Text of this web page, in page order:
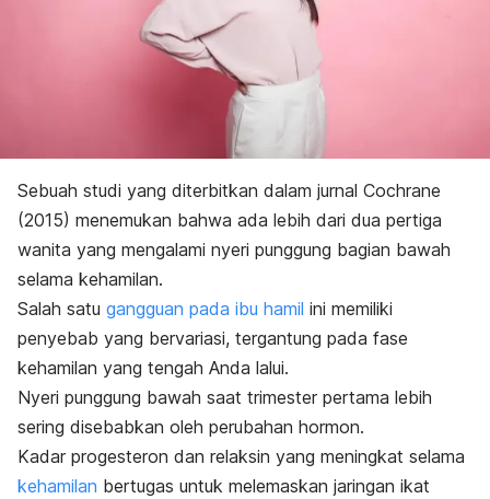
Sebuah studi yang diterbitkan dalam jurnal Cochrane
(2015) menemukan bahwa ada lebih dari dua pertiga
wanita yang mengalami nyeri punggung bagian bawah
selama kehamilan.
Salah satu gangguan pada ibu hamil ini memiliki
penyebab yang bervariasi, tergantung pada fase
kehamilan yang tengah Anda lalui.
Nyeri punggung bawah saat trimester pertama lebih
sering disebabkan oleh perubahan hormon.
Kadar progesteron dan relaksin yang meningkat selama
kehamilan bertugas untuk melemaskan jaringan ikat